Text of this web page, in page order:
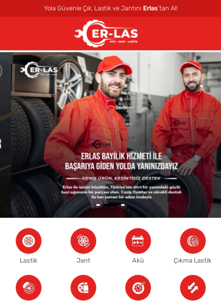
Yola Güvenle Çık, Lastik ve Jantını Erlas’tan Al!
Lastik Jant Akü Çıkma Lastik